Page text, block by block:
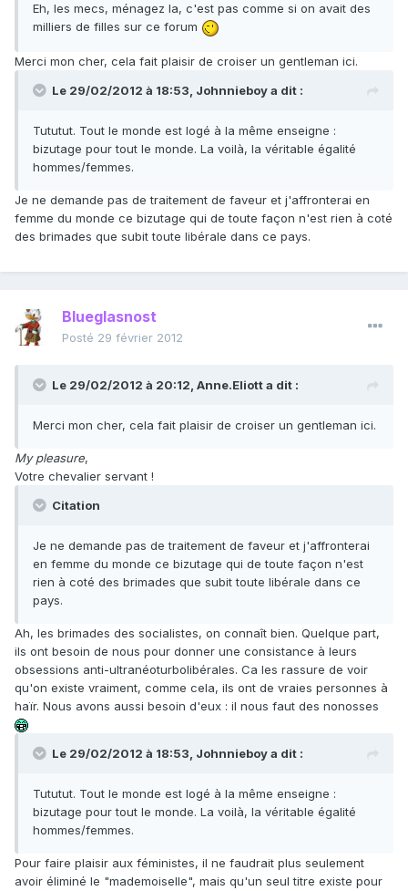
Eh, les mecs, ménagez la, c'est pas comme si on avait des
milliers de filles sur ce forum
Merci mon cher, cela fait plaisir de croiser un gentleman ici.
Le 29/02/2012 à 18:53, Johnnieboy a dit :
Tututut. Tout le monde est logé à la même enseigne :
bizutage pour tout le monde. La voilà, la véritable égalité
hommes/femmes.
Je ne demande pas de traitement de faveur et j'affronterai en
femme du monde ce bizutage qui de toute façon n'est rien à coté
des brimades que subit toute libérale dans ce pays.
Blueglasnost
Posté 29 février 2012
Le 29/02/2012 à 20:12, Anne.Eliott a dit :
Merci mon cher, cela fait plaisir de croiser un gentleman ici.
My pleasure,
Votre chevalier servant !
Citation
Je ne demande pas de traitement de faveur et j'affronterai
en femme du monde ce bizutage qui de toute façon n'est
rien à coté des brimades que subit toute libérale dans ce
pays.
Ah, les brimades des socialistes, on connaît bien. Quelque part,
ils ont besoin de nous pour donner une consistance à leurs
obsessions anti-ultranéoturbolibérales. Ca les rassure de voir
qu'on existe vraiment, comme cela, ils ont de vraies personnes à
haïr. Nous avons aussi besoin d'eux : il nous faut des nonosses
Le 29/02/2012 à 18:53, Johnnieboy a dit :
Tututut. Tout le monde est logé à la même enseigne :
bizutage pour tout le monde. La voilà, la véritable égalité
hommes/femmes.
Pour faire plaisir aux féministes, il ne faudrait plus seulement
avoir éliminé le "mademoiselle", mais qu'un seul titre existe pour